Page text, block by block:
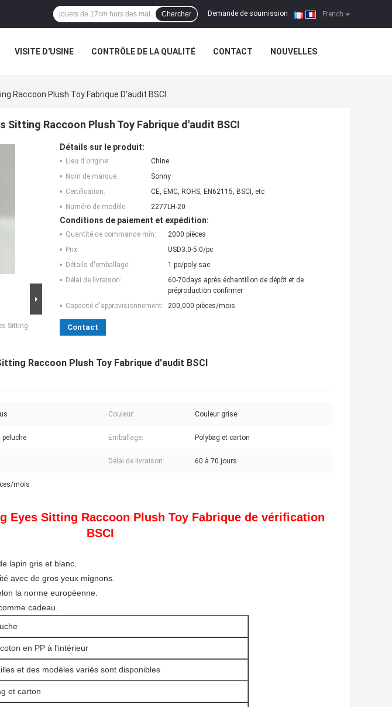
French
Demande de soumission |
Chercher
VISITE D'USINE CONTRÔLE DE LA QUALITÉ CONTACT NOUVELLES
Raccoon Plush Toy Fabrique D'audit BSCI
Sitting Raccoon Plush Toy Fabrique d'audit BSCI
Sitting
Détails sur le produit:
Lieu d'origine:
Chine
Nom de marque:
Sonny
Certification:
CE, EMC, ROHS, EN62115, BSCI, etc
Numéro de modèle:
2277LH-20
Conditions de paiement et expédition:
Quantité de commande min:
2000 pièces
Prix:
USD3.0-5.0/pc
Détails d'emballage:
1 pc/poly-sac
Délai de livraison:
60-70days après échantillon de dépôt et de
préproduction confirmer
Capacité d'approvisionnement:
200,000 pièces/mois
Contact
Raccoon Plush Toy Fabrique d'audit BSCI
Couleur: Couleur grise
peluche Emballage: Polybag et carton
Délai de livraison: 60 à 70 jours
mois
Eyes Sitting Raccoon Plush Toy Fabrique de vérification
BSCI
lapin gris et blanc.
avec de gros yeux mignons.
la norme européenne.
cadeau.
en PP à l'intérieur
et des modèles variés sont disponibles
et carton